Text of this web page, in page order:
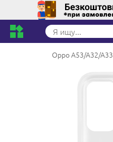
Oppo A53/A32/A33